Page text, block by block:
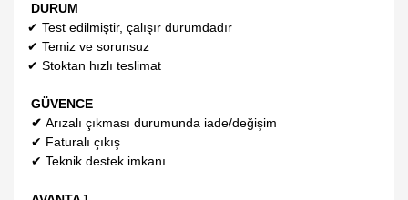
DURUM
✔ Test edilmiştir, çalışır durumdadır
✔ Temiz ve sorunsuz
✔ Stoktan hızlı teslimat
GÜVENCE
✔ Arızalı çıkması durumunda iade/değişim
✔ Faturalı çıkış
✔ Teknik destek imkanı